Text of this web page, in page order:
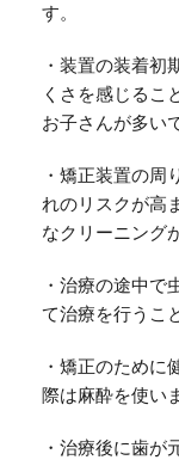
す。
・装置の装着初
くさを感じるこ
お子さんが多い
・矯正装置の周
れのリスクが高
なクリーニング
・治療の途中で
て治療を行うこ
・矯正のために
際は麻酔を使い
・治療後に歯が